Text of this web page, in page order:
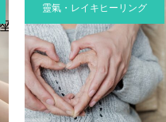
靈氣・レイキヒーリング